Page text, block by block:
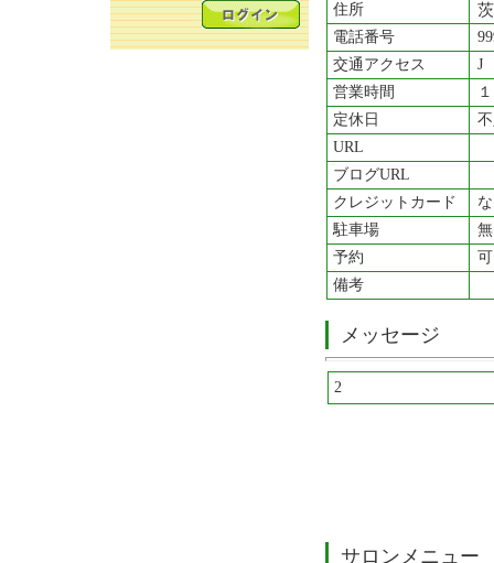
住所
電話番号
交通アクセス
J
営業時間
１
定休日
URL
ブログURL
クレジットカード
駐車場
無
予約
可
備考
メッセージ
2
サロンメニュー